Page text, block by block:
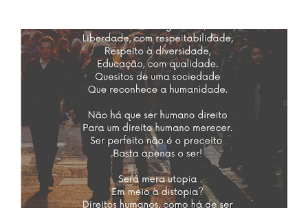
Catarina, em razão de um compromisso de última hora, não
pôde participar. Mas contamos também com as convidadas
Mirtzi Lima Ribeiro e Valéria Kataki e com os convidados
Hairon Herbert, Julimar Silva, Ricardo Vianna Hoffmann e
Tarciso Martins. Agradeço a Gilvaldo Quinzeiro pelo
convite e pela oportunidade de participar de um encontro
tão engrandecedor, oportunidade que temos para aprender
muito sobre variados assuntos. Cliquem abaixo para
assistir: Luciana G. Rugani